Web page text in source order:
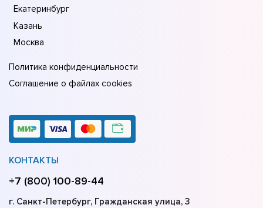
Екатеринбург
Казань
Москва
Политика конфиденциальности
Соглашение о файлах cookies
КОНТАКТЫ
+7 (800) 100-89-44
г. Санкт-Петербург, Гражданская улица, 3